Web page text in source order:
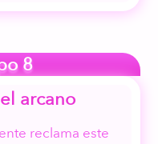
8
arcano
reclama este